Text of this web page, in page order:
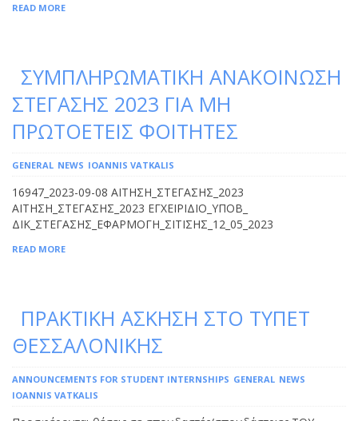
READ MORE
ΣΥΜΠΛΗΡΩΜΑΤΙΚΗ ΑΝΑΚΟΙΝΩΣΗ
ΣΤΕΓΑΣΗΣ 2023 ΓΙΑ ΜΗ
ΠΡΩΤΟΕΤΕΙΣ ΦΟΙΤΗΤΕΣ
GENERAL NEWS IOANNIS VATKALIS
16947_2023-09-08 ΑΙΤΗΣΗ_ΣΤΕΓΑΣΗΣ_2023
ΑΙΤΗΣΗ_ΣΤΕΓΑΣΗΣ_2023 ΕΓΧΕΙΡΙΔΙΟ_ΥΠΟΒ_
ΔΙΚ_ΣΤΕΓΑΣΗΣ_ΕΦΑΡΜΟΓΗ_ΣΙΤΙΣΗΣ_12_05_2023
READ MORE
ΠΡΑΚΤΙΚΗ ΑΣΚΗΣΗ ΣΤΟ ΤΥΠΕΤ
ΘΕΣΣΑΛΟΝΙΚΗΣ
ANNOUNCEMENTS FOR STUDENT INTERNSHIPS GENERAL NEWS
IOANNIS VATKALIS